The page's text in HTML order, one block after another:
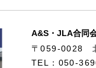
A&S・JLA合同
〒059-0028
TEL：050-